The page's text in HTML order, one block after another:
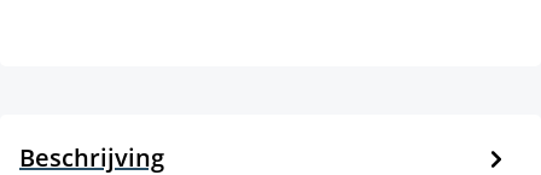
Beschrijving